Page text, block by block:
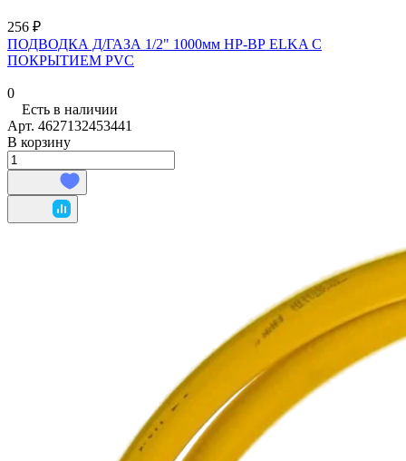
256 ₽
ПОДВОДКА Д/ГАЗА 1/2" 1000мм НР-ВР ELKA С
ПОКРЫТИЕМ PVC
0
Есть в наличии
Арт. 4627132453441
В корзину